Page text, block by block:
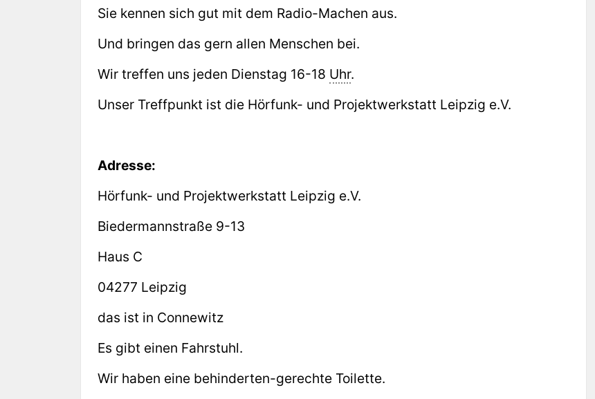
Sie kennen sich gut mit dem Radio-Machen aus.
Und bringen das gern allen Menschen bei.
Wir treffen uns jeden Dienstag 16-18 Uhr.
Unser Treffpunkt ist die Hörfunk- und Projektwerkstatt Leipzig e.V.
Adresse:
Hörfunk- und Projektwerkstatt Leipzig e.V.
Biedermannstraße 9-13
Haus C
04277 Leipzig
das ist in Connewitz
Es gibt einen Fahrstuhl.
Wir haben eine behinderten-gerechte Toilette.